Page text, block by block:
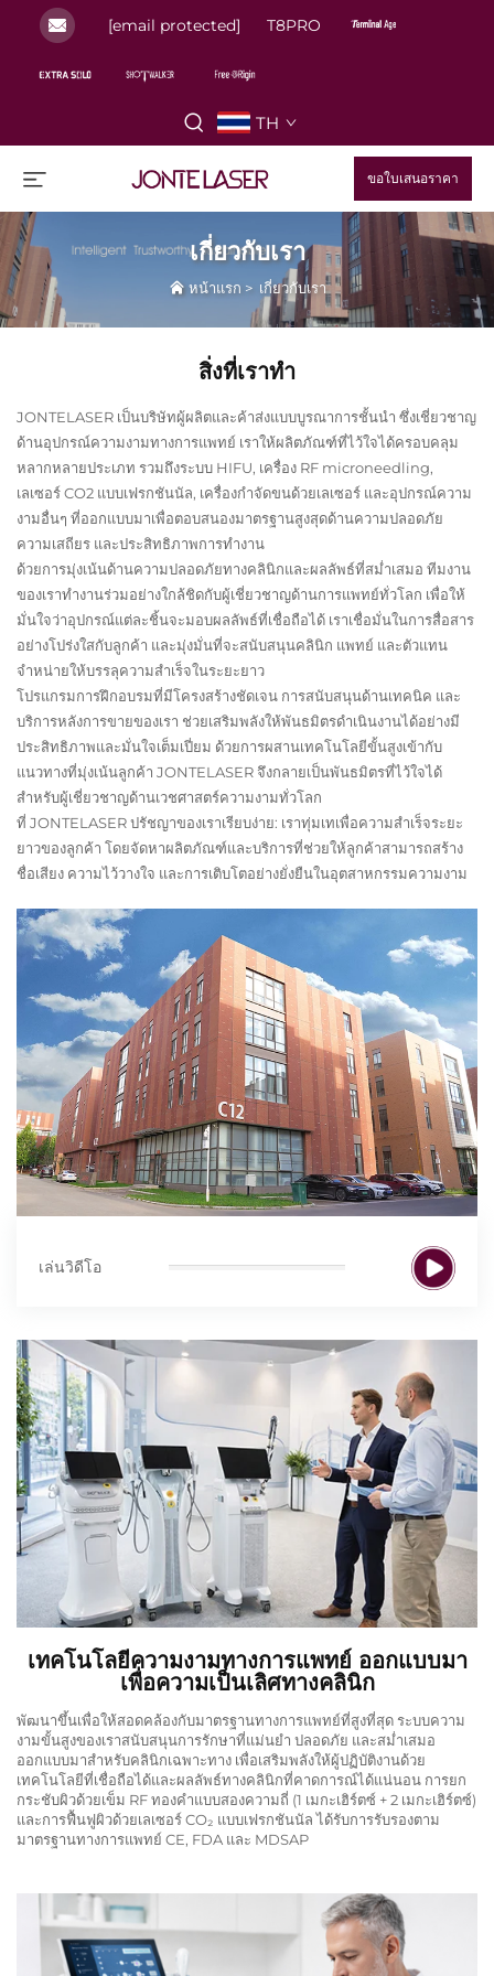
[email protected] T8PRO
TH
ขอใบเสนอราคา
เกี่ยวกับเรา
หน้าแรก > เกี่ยวกับเรา
สิ่งที่เราทำ
JONTELASER เป็นบริษัทผู้ผลิตและค้าส่งแบบบูรณาการชั้นนำ ซึ่งเชี่ยวชาญ
ด้านอุปกรณ์ความงามทางการแพทย์ เราให้ผลิตภัณฑ์ที่ไว้ใจได้ครอบคลุม
หลากหลายประเภท รวมถึงระบบ HIFU, เครื่อง RF microneedling,
เลเซอร์ CO2 แบบเฟรกชันนัล, เครื่องกำจัดขนด้วยเลเซอร์ และอุปกรณ์ความ
งามอื่นๆ ที่ออกแบบมาเพื่อตอบสนองมาตรฐานสูงสุดด้านความปลอดภัย
ความเสถียร และประสิทธิภาพการทำงาน
ด้วยการมุ่งเน้นด้านความปลอดภัยทางคลินิกและผลลัพธ์ที่สม่ำเสมอ ทีมงาน
ของเราทำงานร่วมอย่างใกล้ชิดกับผู้เชี่ยวชาญด้านการแพทย์ทั่วโลก เพื่อให้
มั่นใจว่าอุปกรณ์แต่ละชิ้นจะมอบผลลัพธ์ที่เชื่อถือได้ เราเชื่อมั่นในการสื่อสาร
อย่างโปร่งใสกับลูกค้า และมุ่งมั่นที่จะสนับสนุนคลินิก แพทย์ และตัวแทน
จำหน่ายให้บรรลุความสำเร็จในระยะยาว
โปรแกรมการฝึกอบรมที่มีโครงสร้างชัดเจน การสนับสนุนด้านเทคนิค และ
บริการหลังการขายของเรา ช่วยเสริมพลังให้พันธมิตรดำเนินงานได้อย่างมี
ประสิทธิภาพและมั่นใจเต็มเปี่ยม ด้วยการผสานเทคโนโลยีขั้นสูงเข้ากับ
แนวทางที่มุ่งเน้นลูกค้า JONTELASER จึงกลายเป็นพันธมิตรที่ไว้ใจได้
สำหรับผู้เชี่ยวชาญด้านเวชศาสตร์ความงามทั่วโลก
ที่ JONTELASER ปรัชญาของเราเรียบง่าย: เราทุ่มเทเพื่อความสำเร็จระยะ
ยาวของลูกค้า โดยจัดหาผลิตภัณฑ์และบริการที่ช่วยให้ลูกค้าสามารถสร้าง
ชื่อเสียง ความไว้วางใจ และการเติบโตอย่างยั่งยืนในอุตสาหกรรมความงาม
เล่นวิดีโอ
เทคโนโลยีความงามทางการแพทย์ ออกแบบมา
เพื่อความเป็นเลิศทางคลินิก
พัฒนาขึ้นเพื่อให้สอดคล้องกับมาตรฐานทางการแพทย์ที่สูงที่สุด ระบบความ
งามขั้นสูงของเราสนับสนุนการรักษาที่แม่นยำ ปลอดภัย และสม่ำเสมอ
ออกแบบมาสำหรับคลินิกเฉพาะทาง เพื่อเสริมพลังให้ผู้ปฏิบัติงานด้วย
เทคโนโลยีที่เชื่อถือได้และผลลัพธ์ทางคลินิกที่คาดการณ์ได้แน่นอน การยก
กระชับผิวด้วยเข็ม RF ทองคำแบบสองความถี่ (1 เมกะเฮิร์ตซ์ + 2 เมกะเฮิร์ตซ์)
และการฟื้นฟูผิวด้วยเลเซอร์ CO₂ แบบเฟรกชันนัล ได้รับการรับรองตาม
มาตรฐานทางการแพทย์ CE, FDA และ MDSAP